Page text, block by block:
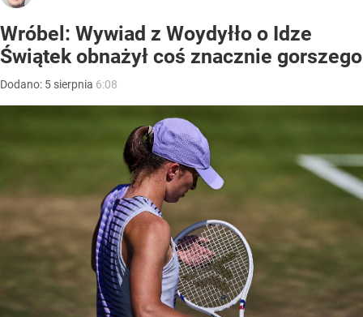
Wróbel: Wywiad z Woydyłło o Idze
Świątek obnażył coś znacznie gorszego
Dodano: 5 sierpnia 6:08